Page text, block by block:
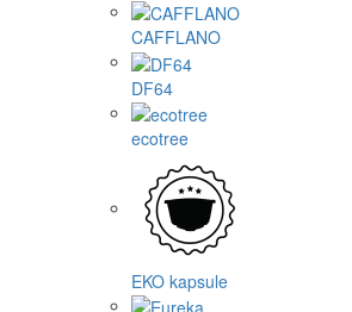
CAFFLANO
DF64
ecotree
EKO kapsule